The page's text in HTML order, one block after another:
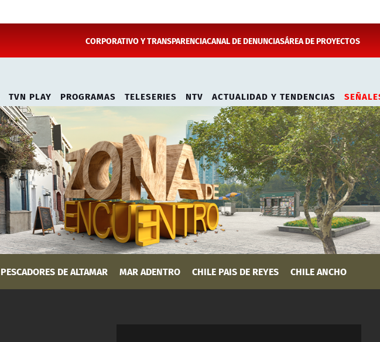
CORPORATIVO Y TRANSPARENCIACANAL DE DENUNCIASÁREA DE PROYECTOS
TVN PLAY PROGRAMAS TELESERIES NTV ACTUALIDAD Y TENDENCIAS
PESCADORES DE ALTAMAR MAR ADENTRO CHILE PAIS DE REYES CHILE ANCHO